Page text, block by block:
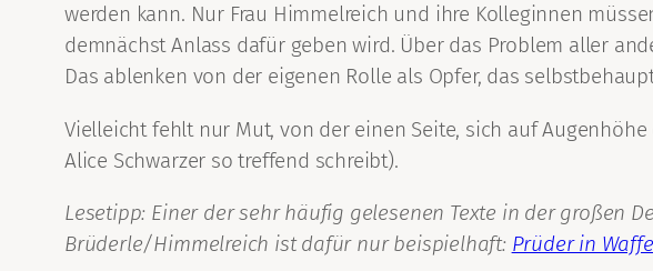
werden kann. Nur Frau Himmelreich und ihre Kolleginnen
demnächst Anlass dafür geben wird. Über das Problem aller
Das ablenken von der eigenen Rolle als Opfer, das
Vielleicht fehlt nur Mut, von der einen Seite, sich auf
Alice Schwarzer so treffend schreibt).
Lesetipp: Einer der sehr häufig gelesenen Texte in der großen
Brüderle/Himmelreich ist dafür nur beispielhaft: Prüder in